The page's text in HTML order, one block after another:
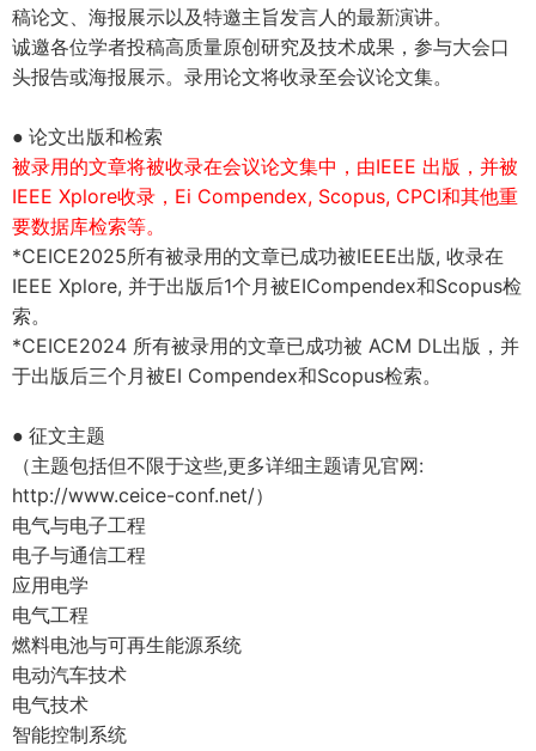
稿论文、海报展示以及特邀主旨发言人的最新演讲。
诚邀各位学者投稿高质量原创研究及技术成果，参与大会口
头报告或海报展示。录用论文将收录至会议论文集。
● 论文出版和检索
被录用的文章将被收录在会议论文集中，由IEEE 出版，并被
IEEE Xplore收录， Ei Compendex, Scopus, CPCI和其他重
要数据库检索等。
*CEICE2025所有被录用的文章已成功被IEEE出版, 收录在
IEEE Xplore, 并于出版后1个月被EICompendex和Scopus检
索。
*CEICE2024 所有被录用的文章已成功被 ACM DL出版，并
于出版后三个月被EI Compendex和Scopus检索。
● 征文主题
（主题包括但不限于这些,更多详细主题请见官网:
http://www.ceice-conf.net/）
电气与电子工程
电子与通信工程
应用电学
电气工程
燃料电池与可再生能源系统
电动汽车技术
电气技术
智能控制系统